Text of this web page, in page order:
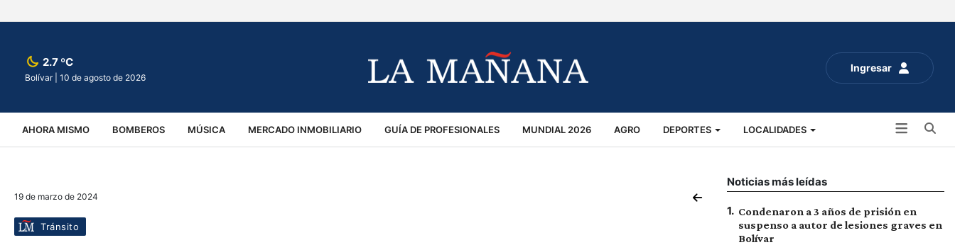
Ingresar
2.7 ºC
Bolívar | 10 de agosto de 2026
AHORA MISMO BOMBEROS MÚSICA MERCADO INMOBILIARIO GUÍA DE PROFESIONALES MUNDIAL 2026 AGRO DEPORTES LOCALIDADES
VIRALES ACCIDENTES
19 de marzo de 2024
Tránsito
Noticias más leídas
1. Condenaron a 3 años de prisión en
suspenso a autor de lesiones graves en
Bolívar